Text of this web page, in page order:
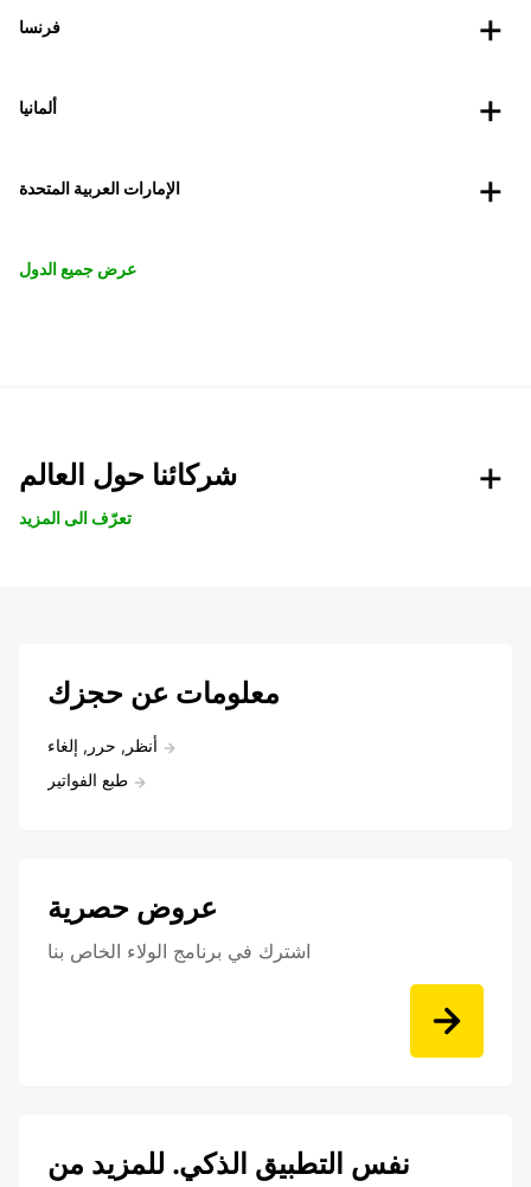
فرنسا
ألمانيا
الإمارات العربية المتحدة
عرض جميع الدول
شركائنا حول العالم
تعرّف الى المزيد
معلومات عن حجزك
أنظر, حرر, إلغاء
طبع الفواتير
عروض حصرية
اشترك في برنامج الولاء الخاص بنا
نفس التطبيق الذكي. للمزيد من